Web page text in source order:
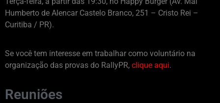
Humberto de Alencar Castelo Branco, 251 – Cristo Rei –
Curitiba / PR).
Se você tem interesse em trabalhar como voluntário na
organização das provas do RallyPR, clique aqui.
Reuniões